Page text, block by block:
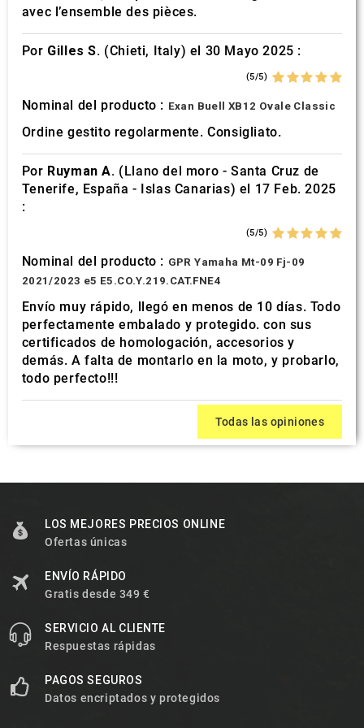
avec l’ensemble des pièces.
Por Gilles S. (Chieti, Italy) el 30 Mayo 2025 :
(5/5)
Nominal del producto : Exan Buell XB12 Ovale Classic
Ordine gestito regolarmente. Consigliato.
Por Ruyman A. (Llano del moro - Santa Cruz de
Tenerife, España - Islas Canarias) el 17 Feb. 2025
:
(5/5)
Nominal del producto : GPR Yamaha Mt-09 Fj-09
2021/2023 e5 E5.CO.Y.219.CAT.FNE4
Envío muy rápido, llegó en menos de 10 días. Todo
perfectamente embalado y protegido. con sus
certificados de homologación, accesorios y
demás. A falta de montarlo en la moto, y probarlo,
todo perfecto!!!
Todas las opiniones
LOS MEJORES PRECIOS ONLINE
Ofertas únicas
ENVÍO RÁPIDO
Gratis desde 349 €
SERVICIO AL CLIENTE
Respuestas rápidas
PAGOS SEGUROS
Datos encriptados y protegidos